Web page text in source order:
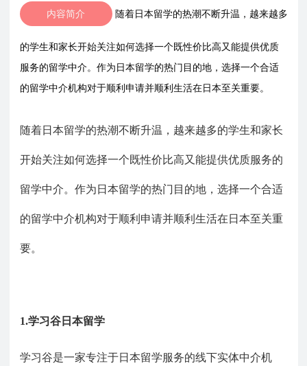
内容简介 随着日本留学的热潮不断升温，越来越多
的学生和家长开始关注如何选择一个既性价比高又能提供优质
服务的留学中介。作为日本留学的热门目的地，选择一个合适
的留学中介机构对于顺利申请并顺利生活在日本至关重要。
随着日本留学的热潮不断升温，越来越多的学生和家长
开始关注如何选择一个既性价比高又能提供优质服务的
留学中介。作为日本留学的热门目的地，选择一个合适
的留学中介机构对于顺利申请并顺利生活在日本至关重
要。
1.学习谷日本留学
学习谷是一家专注于日本留学服务的线下实体中介机